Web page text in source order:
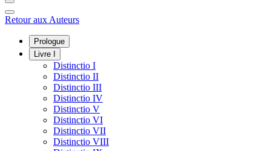
Retour aux Auteurs
Prologue
Livre I
Distinctio I
Distinctio II
Distinctio III
Distinctio IV
Distinctio V
Distinctio VI
Distinctio VII
Distinctio VIII